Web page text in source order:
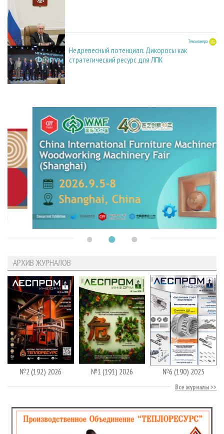
27.05.2026 Тема номера
Недревесный потенциал. Дикоросы как
стратегический ресурс для ЛПК
АРХИВ ЖУРНАЛОВ
№2 (192) 2026 №1 (191) 2026 №6 (190) 2025
Все журналы